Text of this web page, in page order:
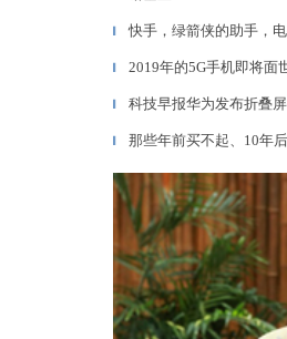
▎ 快手，绿箭侠的助手，
▎ 2019年的5G手机即将面
▎ 科技早报华为发布折叠
▎ 那些年前买不起、10年